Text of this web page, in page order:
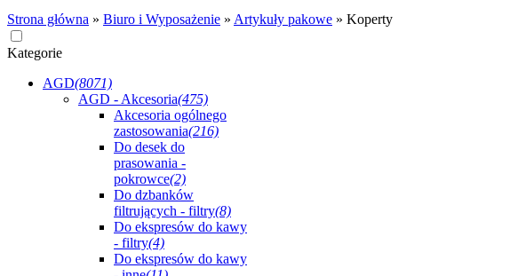
Strona główna » Biuro i Wyposażenie » Artykuły pakowe » Koperty
Kategorie
AGD(8071)
AGD - Akcesoria(475)
Akcesoria ogólnego
zastosowania(216)
Do desek do
prasowania -
pokrowce(2)
Do dzbanków
filtrujących - filtry(8)
Do ekspresów do kawy
- filtry(4)
Do ekspresów do kawy